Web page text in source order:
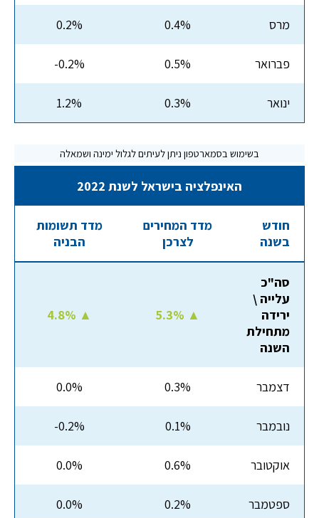
מרס 0.4%
0.2%
פברואר 0.5%
-0.2%
ינואר 0.3%
1.2%
האינפלציה בישראל לשנת 2022
חודש
בשנה
מדד המחירים
לצרכן
מדד תשומות
הבניה
סה"כ
עלייה \
ירידה
מתחילת
השנה
5.3% ▲
4.8% ▲
דצמבר 0.3%
0.0%
נובמבר 0.1%
-0.2%
אוקטובר 0.6%
0.0%
ספטמבר 0.2%
0.0%